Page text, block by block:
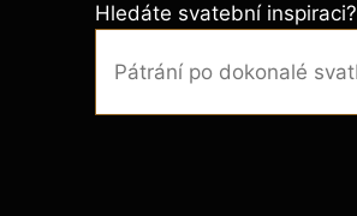
Hledáte svatební inspiraci?